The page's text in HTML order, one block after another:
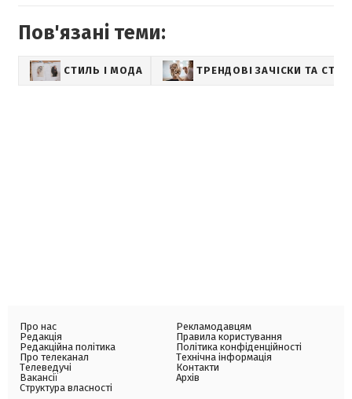
Пов'язані теми:
СТИЛЬ І МОДА ТРЕНДОВІ ЗАЧІСКИ ТА
Про нас
Редакція
Редакційна політика
Про телеканал
Телеведучі
Вакансії
Структура власності
Рекламодавцям
Правила користування
Політика конфіденційності
Технічна інформація
Контакти
Архів